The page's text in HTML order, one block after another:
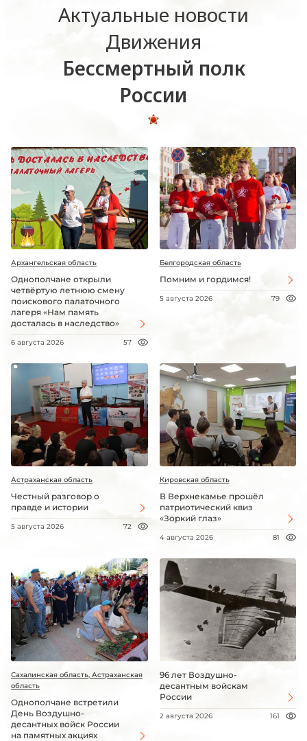
Актуальные новости
Движения
Бессмертный полк
России
Архангельская область
Однополчане открыли
четвёртую летнюю смену
поискового палаточного
лагеря «Нам память
досталась в наследство»
6 августа 2026 57
Белгородская область
Помним и гордимся!
5 августа 2026 79
Астраханская область
Честный разговор о
правде и истории
5 августа 2026 72
Кировская область
В Верхнекамье прошёл
патриотический квиз
«Зоркий глаз»
4 августа 2026 81
Сахалинская область, Астраханская
область
Однополчане встретили
День Воздушно-
десантных войск России
на памятных акциях
96 лет Воздушно-
десантным войскам
России
2 августа 2026 161